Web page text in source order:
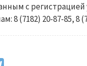
с
8 (7182) 20-87-85, 8